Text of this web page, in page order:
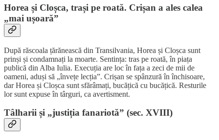
Horea și Cloșca, trași pe roată. Crișan a ales calea
„mai ușoară”
După răscoala țărănească din Transilvania, Horea și Cloșca sunt
prinși și condamnați la moarte. Sentința: tras pe roată, în piața
publică din Alba Iulia. Execuția are loc în fața a zeci de mii de
oameni, aduși să „învețe lecția”. Crișan se spânzură în închisoare,
dar Horea și Cloșca sunt sfărâmați, bucățică cu bucățică. Resturile
lor sunt expuse în târguri, ca avertisment.
Tâlharii și „justiția fanariotă” (sec. XVIII)